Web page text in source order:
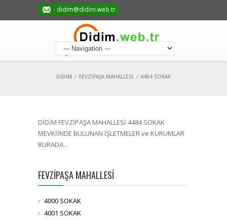
didim@didim.web.tr
DİDİM / FEVZİPAŞA MAHALLESİ / 4484 SOKAK
DİDİM FEVZİPAŞA MAHALLESİ 4484 SOKAK
MEVKİİNDE BULUNAN İŞLETMELER ve KURUMLAR
BURADA...
FEVZİPAŞA MAHALLESİ
4000 SOKAK
4001 SOKAK